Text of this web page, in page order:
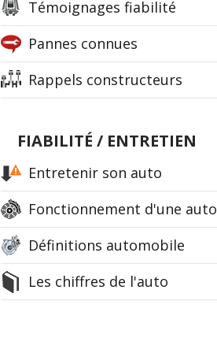
Témoignages fiabilité
Pannes connues
Rappels constructeurs
FIABILITÉ / ENTRETIEN
Entretenir son auto
Fonctionnement d'une auto
Définitions automobile
Les chiffres de l'auto